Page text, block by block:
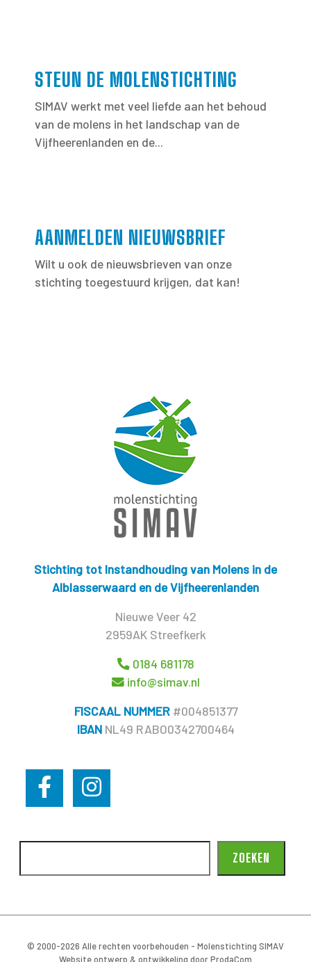
STEUN DE MOLENSTICHTING
SIMAV werkt met veel liefde aan het behoud
van de molens in het landschap van de
Vijfheerenlanden en de...
AANMELDEN NIEUWSBRIEF
Wilt u ook de nieuwsbrieven van onze
stichting toegestuurd krijgen, dat kan!
Stichting tot Instandhouding van Molens in de
Alblasserwaard en de Vijfheerenlanden
Nieuwe Veer 42
2959AK Streefkerk
0184 681178
info@simav.nl
FISCAAL NUMMER#004851377
IBAN NL49 RABO0342700464
ZOEKEN
© 2000-2026 Alle rechten voorbehouden - Molenstichting SIMAV
Website ontwerp & ontwikkeling doorProdaCom